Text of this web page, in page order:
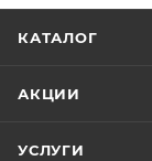
КАТАЛОГ
АКЦИИ
УСЛУГИ